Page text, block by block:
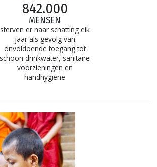
842.000
MENSEN
sterven er naar schatting elk
jaar als gevolg van
onvoldoende toegang tot
schoon drinkwater, sanitaire
voorzieningen en
handhygiëne